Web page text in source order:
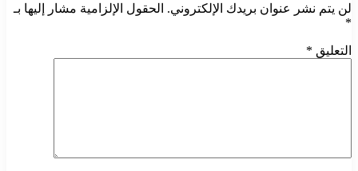
لن يتم نشر عنوان بريدك الإلكتروني. الحقول الإلزامية مشار إليها بـ
*
التعليق *